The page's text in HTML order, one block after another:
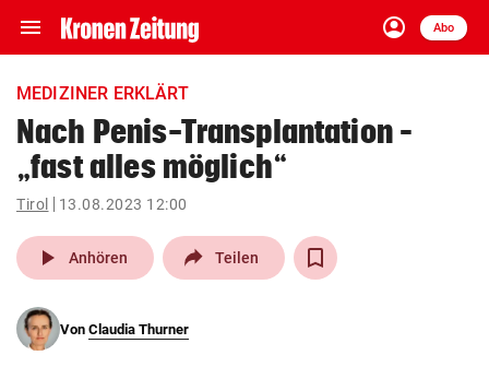
menu Navigation
ein-/ausklappen
account_circle
Anmelden
Abo
close Schließen
account_circle Anmelden
pin_drop
Wien arrow_right
MEDIZINER ERKLÄRT
Nach Penis-Transplantation –
„fast alles möglich“
Tirol 13.08.2023 12:00
play_arrow Anhören Teilen
Von Claudia Thurner